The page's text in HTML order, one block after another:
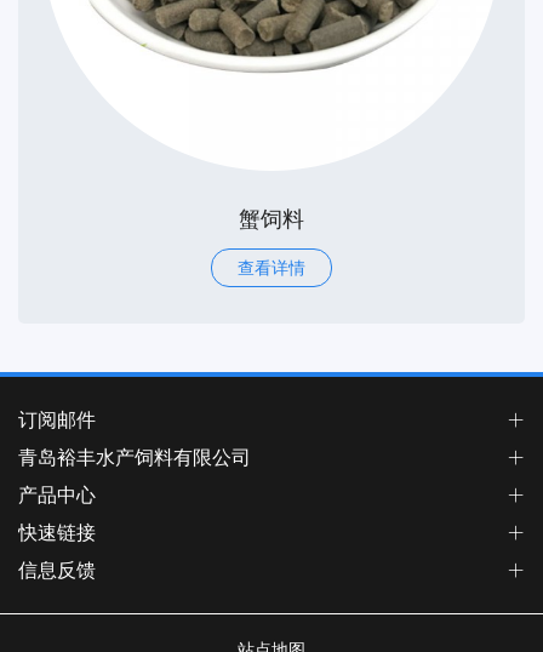
蟹饲料
查看详情
订阅邮件
青岛裕丰水产饲料有限公司
产品中心
快速链接
信息反馈